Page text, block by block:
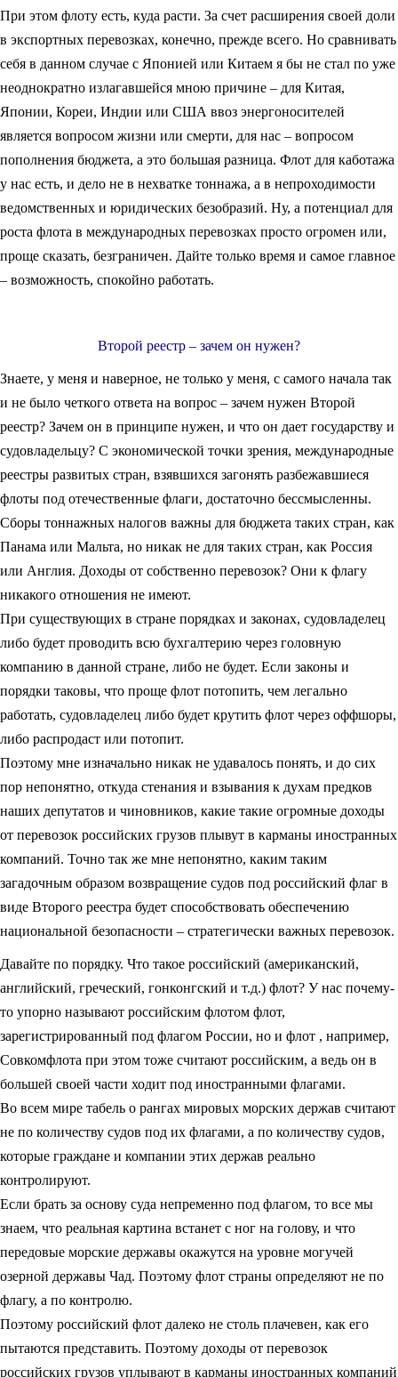
При этом флоту есть, куда расти. За счет расширения своей доли
в экспортных перевозках, конечно, прежде всего. Но сравнивать
себя в данном случае с Японией или Китаем я бы не стал по уже
неоднократно излагавшейся мною причине – для Китая,
Японии, Кореи, Индии или США ввоз энергоносителей
является вопросом жизни или смерти, для нас – вопросом
пополнения бюджета, а это большая разница. Флот для каботажа
у нас есть, и дело не в нехватке тоннажа, а в непроходимости
ведомственных и юридических безобразий. Ну, а потенциал для
роста флота в международных перевозках просто огромен или,
проще сказать, безграничен. Дайте только время и самое главное
– возможность, спокойно работать.
Второй реестр – зачем он нужен?
Знаете, у меня и наверное, не только у меня, с самого начала так
и не было четкого ответа на вопрос – зачем нужен Второй
реестр? Зачем он в принципе нужен, и что он дает государству и
судовладельцу? С экономической точки зрения, международные
реестры развитых стран, взявшихся загонять разбежавшиеся
флоты под отечественные флаги, достаточно бессмысленны.
Сборы тоннажных налогов важны для бюджета таких стран, как
Панама или Мальта, но никак не для таких стран, как Россия
или Англия. Доходы от собственно перевозок? Они к флагу
никакого отношения не имеют.
При существующих в стране порядках и законах, судовладелец
либо будет проводить всю бухгалтерию через головную
компанию в данной стране, либо не будет. Если законы и
порядки таковы, что проще флот потопить, чем легально
работать, судовладелец либо будет крутить флот через оффшоры,
либо распродаст или потопит.
Поэтому мне изначально никак не удавалось понять, и до сих
пор непонятно, откуда стенания и взывания к духам предков
наших депутатов и чиновников, какие такие огромные доходы
от перевозок российских грузов плывут в карманы иностранных
компаний. Точно так же мне непонятно, каким таким
загадочным образом возвращение судов под российский флаг в
виде Второго реестра будет способствовать обеспечению
национальной безопасности – стратегически важных перевозок.
Давайте по порядку. Что такое российский (американский,
английский, греческий, гонконгский и т.д.) флот? У нас почему-
то упорно называют российским флотом флот,
зарегистрированный под флагом России, но и флот , например,
Совкомфлота при этом тоже считают российским, а ведь он в
большей своей части ходит под иностранными флагами.
Во всем мире табель о рангах мировых морских держав считают
не по количеству судов под их флагами, а по количеству судов,
которые граждане и компании этих держав реально
контролируют.
Если брать за основу суда непременно под флагом, то все мы
знаем, что реальная картина встанет с ног на голову, и что
передовые морские державы окажутся на уровне могучей
озерной державы Чад. Поэтому флот страны определяют не по
флагу, а по контролю.
Поэтому российский флот далеко не столь плачевен, как его
пытаются представить. Поэтому доходы от перевозок
российских грузов уплывают в карманы иностранных компаний